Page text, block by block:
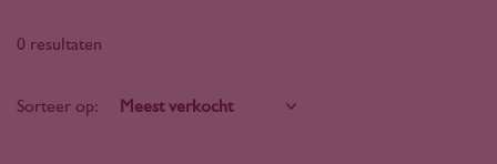
0 resultaten
Sorteer op: